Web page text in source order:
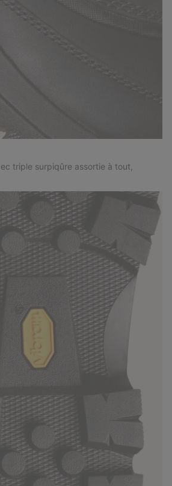
triple surpiqûre assortie à tout,